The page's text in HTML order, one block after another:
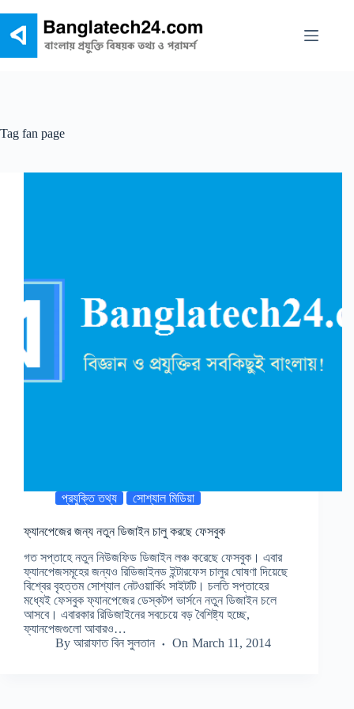
content
Tag fan page
প্রযুক্তি তথ্য সোশ্যাল মিডিয়া
ফ্যানপেজের জন্য নতুন ডিজাইন চালু করছে ফেসবুক
গত সপ্তাহে নতুন নিউজফিড ডিজাইন লঞ্চ করেছে ফেসবুক। এবার
ফ্যানপেজসমূহের জন্যও রিডিজাইনড ইন্টারফেস চালুর ঘোষণা দিয়েছে
বিশ্বের বৃহত্তম সোশ্যাল নেটওয়ার্কিং সাইটটি। চলতি সপ্তাহের
মধ্যেই ফেসবুক ফ্যানপেজের ডেস্কটপ ভার্সনে নতুন ডিজাইন চলে
আসবে। এবারকার রিডিজাইনের সবচেয়ে বড় বৈশিষ্ট্য হচ্ছে,
ফ্যানপেজগুলো আবারও…
By আরাফাত বিন সুলতান On March 11, 2014